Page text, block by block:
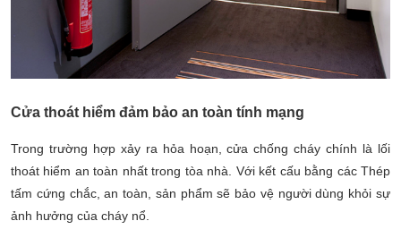
Cửa thoát hiểm đảm bảo an toàn tính mạng
Trong trường hợp xảy ra hỏa hoạn, cửa chống cháy chính là lối
thoát hiểm an toàn nhất trong tòa nhà. Với kết cấu bằng các Thép
tấm cứng chắc, an toàn, sản phẩm sẽ bảo vệ người dùng khỏi sự
ảnh hưởng của cháy nổ.